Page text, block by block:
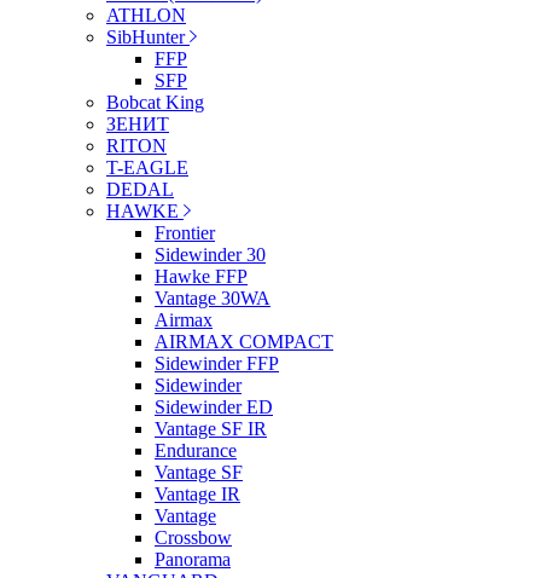
ATHLON
SibHunter
FFP
SFP
Bobcat King
ЗЕНИТ
RITON
T-EAGLE
DEDAL
HAWKE
Frontier
Sidewinder 30
Hawke FFP
Vantage 30WA
Airmax
AIRMAX COMPACT
Sidewinder FFP
Sidewinder
Sidewinder ED
Vantage SF IR
Endurance
Vantage SF
Vantage IR
Vantage
Crossbow
Panorama